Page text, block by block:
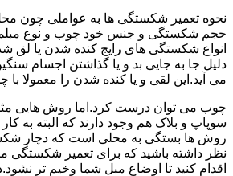
نحوه تعمیر شکستگی ها به عواملی چون
حجم شکستگی و جنس خود چوب و نوع
انواع شکستگی های رایج کنده شدن یا لق
دلیل جا به جایی بد و یا گذاشتن اجسام
می آید.این لقی و یا کنده شدن را معمولا
چوب می توان درست کرد.اما روش هایی مثل
سوپاپ و بلاک هم وجود دارند که البته به
روش ها بستگی به محلی است که دچار
نظر داشته باشید که برای تعمیر شکستگی
اقدام کنید تا اوضاع مبل شما وخیم تر